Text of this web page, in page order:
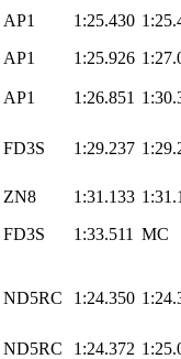
AP1 1:25.430
AP1 1:25.926
AP1 1:26.851
FD3S 1:29.237
ZN8 1:31.133
FD3S 1:33.511 MC
ND5RC 1:24.350
ND5RC 1:24.372